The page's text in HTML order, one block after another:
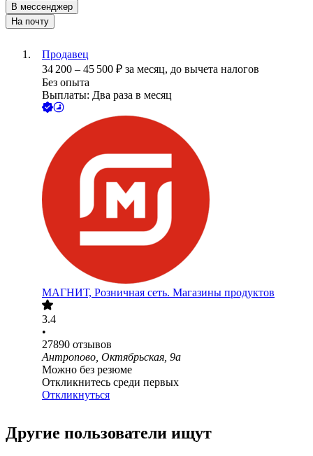
В мессенджер
На почту
Продавец
34 200 – 45 500 ₽ за месяц, до вычета налогов
Без опыта
Выплаты: Два раза в месяц
МАГНИТ, Розничная сеть. Магазины продуктов
3.4
•
27890 отзывов
Антропово, Октябрьская, 9а
Можно без резюме
Откликнитесь среди первых
Откликнуться
Другие пользователи ищут